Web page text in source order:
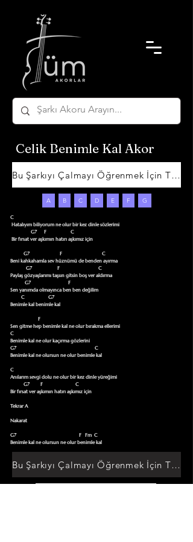
Celik Benimle Kal Akor
Bu Şarkıyı Çalmayı Öğrenmek İçin Tıklayın
A B C D E F G
C
Beni kahkahamla sev hüznümü de benden ayırma
Paylaş gözyaşlarımı taşsın gitsin boş ver aldırma
Sen yanımda olmayınca ben ben değilim
Benimle kal benimle kal
Sen gitme hep benimle kal ne olur bırakma ellerimi
C
Benimle kal ne olur kaçırma gözlerini
G7                                                                 C
Benimle kal ne olursun ne olur benimle kal
C
Anılarım sevgi dolu ne olur bir kez dinle yüreğimi
Bir fırsat ver aşkımın hatırı aşkımız için
Tekrar A
Nakarat
G7                                                    F   Fm  C
Benimle kal ne olursun ne olur benimle kal
Bu Şarkıyı Çalmayı Öğrenmek İçin Tıklayın